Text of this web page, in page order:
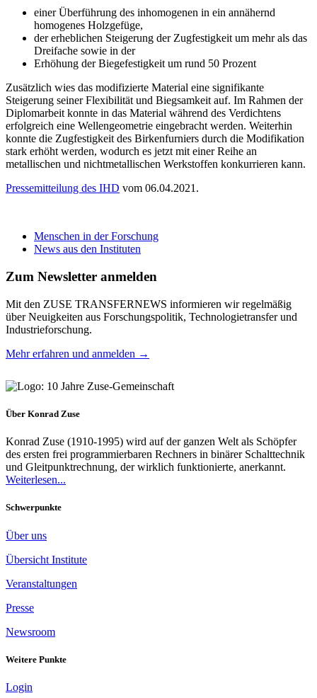
einer Überführung des inhomogenen in ein annähernd
homogenes Holzgefüge,
der erheblichen Steigerung der Zugfestigkeit um mehr als das
Dreifache sowie in der
Erhöhung der Biegefestigkeit um rund 50 Prozent
Zusätzlich wies das modifizierte Material eine signifikante
Steigerung seiner Flexibilität und Biegsamkeit auf. Im Rahmen der
Diplomarbeit konnte in das Material während des Verdichtens
erfolgreich eine Wellengeometrie eingebracht werden. Weiterhin
konnte die Zugfestigkeit des Birkenfurniers durch die Modifikation
stark erhöht werden, wodurch es jetzt mit einer Reihe an
metallischen und nichtmetallischen Werkstoffen konkurrieren kann.
Pressemitteilung des IHD vom 06.04.2021.
Menschen in der Forschung
News aus den Instituten
Zum Newsletter anmelden
Mit den ZUSE TRANSFERNEWS informieren wir regelmäßig
über Neuigkeiten aus Forschungspolitik, Technologietransfer und
Industrieforschung.
Mehr erfahren und anmelden →
Über Konrad Zuse
Konrad Zuse (1910-1995) wird auf der ganzen Welt als Schöpfer
des ersten frei programmierbaren Rechners in binärer Schalttechnik
und Gleitpunktrechnung, der wirklich funktionierte, anerkannt.
Weiterlesen...
Schwerpunkte
Über uns
Übersicht Institute
Veranstaltungen
Presse
Newsroom
Weitere Punkte
Login